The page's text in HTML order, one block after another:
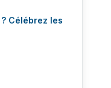
Célébrez les